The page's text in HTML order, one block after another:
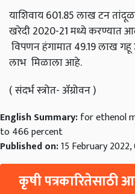
याशिवाय 601.85 लाख टन
खरेदी 2020-21 मध्ये करण्यात
विपणन हंगामात 49.19 लाख गहू
लाभ मिळाला आहे.
( संदर्भ स्त्रोत- ॲग्रोवन )
English Summary:for ethenol
to 466 percent
Published on:15 February
कृषी पत्रकारितेसाठी